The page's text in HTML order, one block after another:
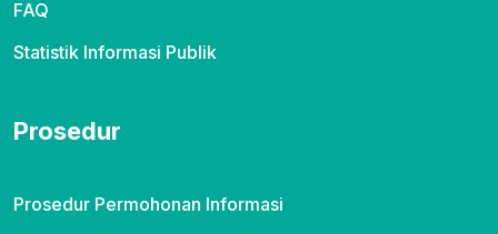
FAQ
Statistik Informasi Publik
Prosedur
Prosedur Permohonan Informasi